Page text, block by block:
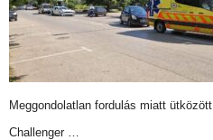
Meggondolatlan fordulás miatt
Challenger …